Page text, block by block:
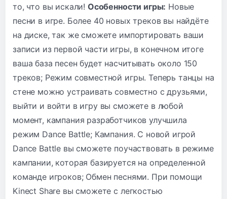
то, что вы искали! Особенности игры: Новые
песни в игре. Более 40 новых треков вы найдёте
на диске, так же сможете импортировать ваши
записи из первой части игры, в конечном итоге
ваша база песен будет насчитывать около 150
треков; Режим совместной игры. Теперь танцы на
стене можно устраивать совместно с друзьями,
выйти и войти в игру вы сможете в любой
момент, кампания разработчиков улучшила
режим Dance Battle; Кампания. С новой игрой
Dance Battle вы сможете поучаствовать в режиме
кампании, которая базируется на определенной
команде игроков; Обмен песнями. При помощи
Kinect Share вы сможете с легкостью